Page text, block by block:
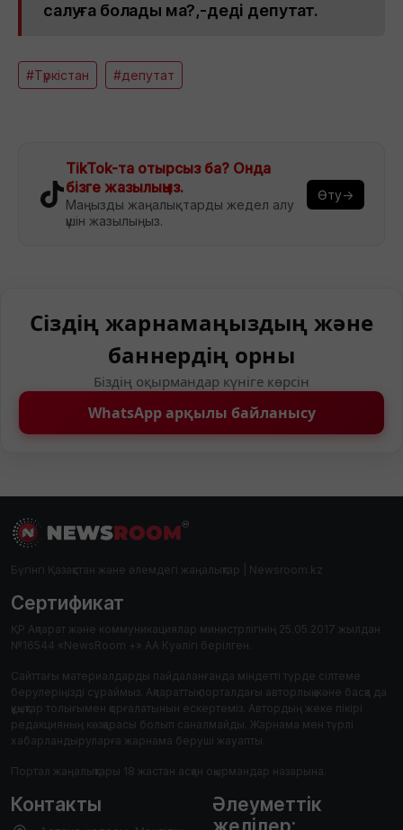
салуға болады ма?,-деді депутат.
#Түркістан #депутат
TikTok-та отырсыз ба? Онда
бізге жазылыңыз.
Маңызды жаңалықтарды жедел алу
үшін жазылыңыз.
Өту→
Сіздің жарнамаңыздың және
баннердің орны
Біздің оқырмандар күніге көрсін
WhatsApp арқылы байланысу
Бүгінгі Қазақстан және әлемдегі жаңалықтар | Newsroom.kz
Сертификат
ҚР Ақпарат және коммуникациялар министрлігінің 25.05.2017 жылдан
№16544 «NewsRoom +» АА Куәлігі берілген.
Сайттағы материалдарды пайдаланғанда міндетті түрде сілтеме
берулеріңізді сұраймыз. Ақпараттық порталдағы авторлық және басқа да
құқықтар толығымен қорғалатынын ескертеміз. Автордың жеке пікірі
редакцияның көзқарасы болып саналмайды. Жарнама мен түрлі
хабарландыруларға жарнама беруші жауапты.
Портал жаңалықтары 18 жастан асқан оқырмандар назарына.
Контакты
Әлеуметтік